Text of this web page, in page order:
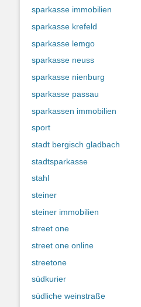
sparkasse immobilien
sparkasse krefeld
sparkasse lemgo
sparkasse neuss
sparkasse nienburg
sparkasse passau
sparkassen immobilien
sport
stadt bergisch gladbach
stadtsparkasse
stahl
steiner
steiner immobilien
street one
street one online
streetone
südkurier
südliche weinstraße